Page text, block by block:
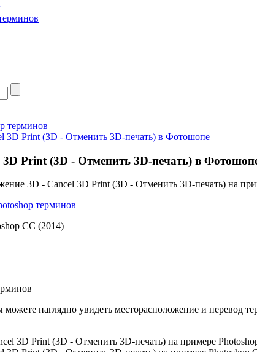
терминов
3D Print (3D - Отменить 3D-печать) в Фотошопе
3D Print (3D - Отменить 3D-печать) в
3D - Cancel 3D Print (3D - Отменить 3D-печать) на
терминов
CC (2014)
наглядно увидеть месторасположение и перевод